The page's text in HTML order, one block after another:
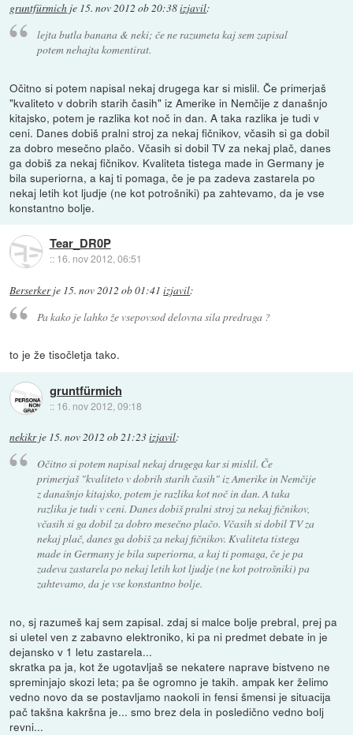
gruntfürmich je 15. nov 2012 ob 20:38izjavil:
lejta butla banana & neki; če ne razumeta kaj sem zapisal
potem nehajta komentirat.
Očitno si potem napisal nekaj drugega kar si mislil. Če primerjaš
"kvaliteto v dobrih starih časih" iz Amerike in Nemčije z današnjo
kitajsko, potem je razlika kot noč in dan. A taka razlika je tudi v
ceni. Danes dobiš pralni stroj za nekaj fičnikov, včasih si ga dobil
za dobro mesečno plačo. Včasih si dobil TV za nekaj plač, danes
ga dobiš za nekaj fičnikov. Kvaliteta tistega made in Germany je
bila superiorna, a kaj ti pomaga, če je pa zadeva zastarela po
nekaj letih kot ljudje (ne kot potrošniki) pa zahtevamo, da je vse
konstantno bolje.
Tear_DR0P
:: 16. nov 2012, 06:51
Berserkerje 15. nov 2012 ob 01:41 izjavil:
Pa kako je lahko že vsepovsod delovna sila predraga ?
to je že tisočletja tako.
gruntfürmich
:: 16. nov 2012, 09:18
nekikrje 15. nov 2012 ob 21:23izjavil:
Očitno si potem napisal nekaj drugega kar si mislil. Če
primerjaš "kvaliteto v dobrih starih časih" iz Amerike in Nemčije
z današnjo kitajsko, potem je razlika kot noč in dan. A taka
razlika je tudi v ceni. Danes dobiš pralni stroj za nekaj fičnikov,
včasih si ga dobil za dobro mesečno plačo. Včasih si dobil TV za
nekaj plač, danes ga dobiš za nekaj fičnikov. Kvaliteta tistega
made in Germany je bila superiorna, a kaj ti pomaga, če je pa
zadeva zastarela po nekaj letih kot ljudje (ne kot potrošniki) pa
zahtevamo, da je vse konstantno bolje.
no, sj razumeš kaj sem zapisal. zdaj si malce bolje prebral, prej pa
si uletel ven z zabavno elektroniko, ki pa ni predmet debate in je
dejansko v 1 letu zastarela...
skratka pa ja, kot že ugotavljaš se nekatere naprave bistveno ne
spreminjajo skozi leta; pa še ogromno je takih. ampak ker želimo
vedno novo da se postavljamo naokoli in fensi šmensi je situacija
pač takšna kakršna je... smo brez dela in posledično vedno bolj
revni...